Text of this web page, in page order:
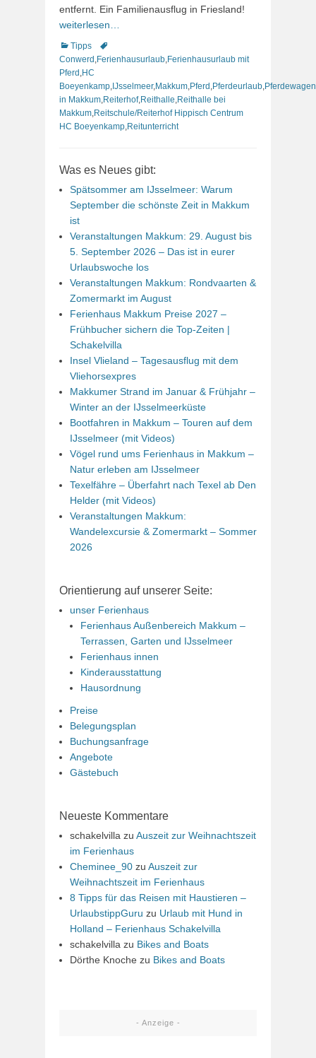
entfernt. Ein Familienausflug in Friesland!
weiterlesen…
Kategorien
Tipps
Schlagworte
Conwerd Ferienhausurlaub Ferienhausurlaub mit
Pferd HC
Boeyenkamp IJsselmeer, Makkum Pferd Pferdeurlaub Pferdewagen
in Makkum Reiterhof, Reithalle Reithalle bei
Makkum Reitschule/Reiterhof Hippisch Centrum
HC Boeyenkamp Reitunterricht
Was es Neues gibt:
Spätsommer am IJsselmeer: Warum
September die schönste Zeit in Makkum
ist
Veranstaltungen Makkum: 29. August bis
5. September 2026 – Das ist in eurer
Urlaubswoche los
Veranstaltungen Makkum: Rondvaarten &
Zomermarkt im August
Ferienhaus Makkum Preise 2027 –
Frühbucher sichern die Top-Zeiten |
Schakelvilla
Insel Vlieland – Tagesausflug mit dem
Vliehorsexpres
Makkumer Strand im Januar & Frühjahr –
Winter an der IJsselmeerküste
Bootfahren in Makkum – Touren auf dem
IJsselmeer (mit Videos)
Vögel rund ums Ferienhaus in Makkum –
Natur erleben am IJsselmeer
Texelfähre – Überfahrt nach Texel ab Den
Helder (mit Videos)
Veranstaltungen Makkum:
Wandelexcursie & Zomermarkt – Sommer
2026
Orientierung auf unserer Seite:
unser Ferienhaus
Ferienhaus Außenbereich Makkum –
Terrassen, Garten und IJsselmeer
Ferienhaus innen
Kinderausstattung
Hausordnung
Preise
Belegungsplan
Buchungsanfrage
Angebote
Gästebuch
Neueste Kommentare
schakelvilla zu Auszeit zur Weihnachtszeit
im Ferienhaus
Cheminee_90 zu Auszeit zur
Weihnachtszeit im Ferienhaus
8 Tipps für das Reisen mit Haustieren –
UrlaubstippGuru zu Urlaub mit Hund in
Holland – Ferienhaus Schakelvilla
schakelvilla zu Bikes and Boats
Dörthe Knoche zu Bikes and Boats
- Anzeige -